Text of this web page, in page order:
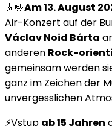
🎸🤟Am 13. August
Air-Konzert auf der
Václav Noid Bárta
anderen Rock-
gemeinsam werden
ganz im Zeichen der
unvergesslichen
⚡️Vstup ab 15 Jahren